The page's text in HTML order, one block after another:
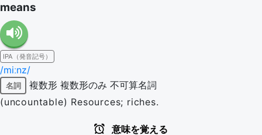
means
IPA（発音記号）
/miːnz/
名詞 複数形 複数形のみ 不可算名詞
(uncountable) Resources; riches.
意味を覚える